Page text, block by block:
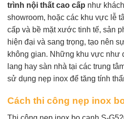
trình nội thất cao cấp như
showroom, hoặc các khu vực lễ
cấp và bề mặt xước tinh tế, sản
hiện đại và sang trọng, tạo nên
không gian. Những khu vực như
lang hay sàn nhà tại các trung
sử dụng nẹp inox để tăng tính
Cách thi công nẹp inox